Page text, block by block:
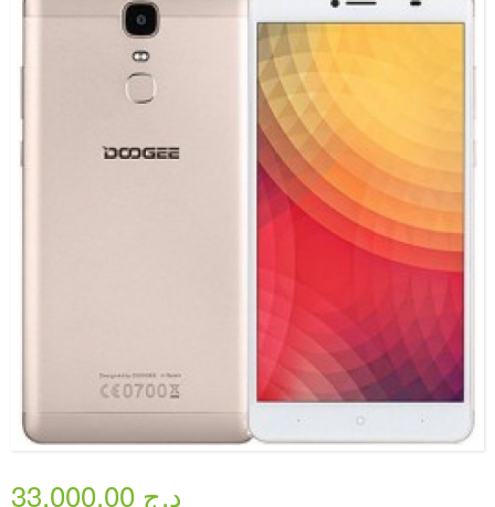
33,000.00 د.ج